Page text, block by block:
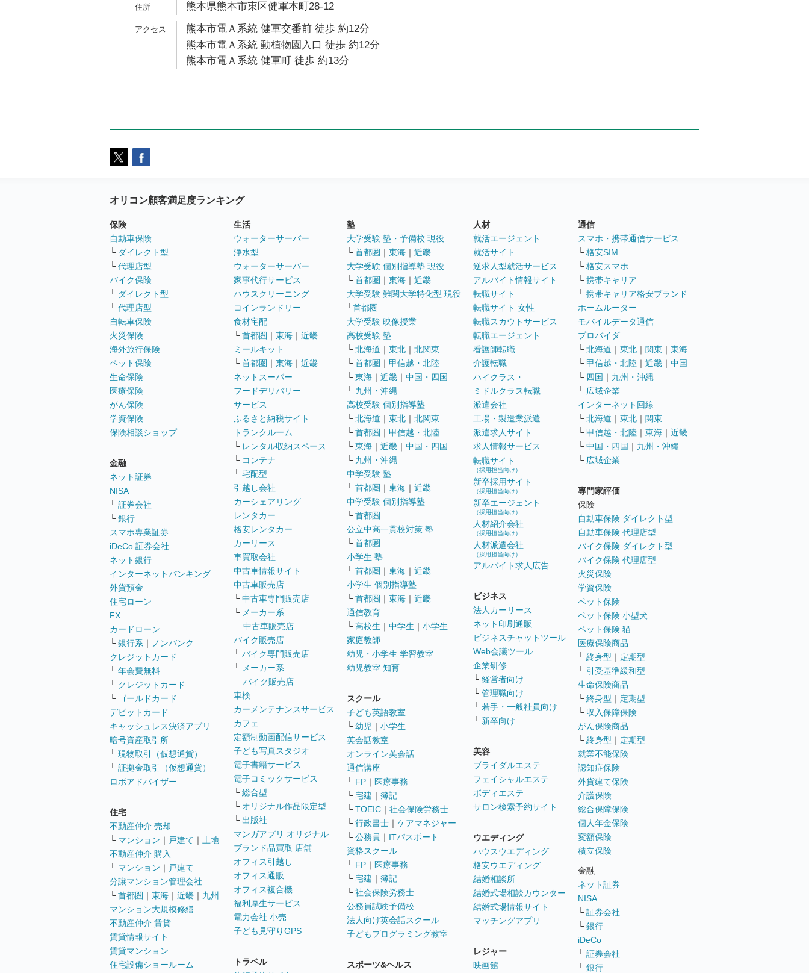
熊本県熊本市東区健軍本町28-12
熊本市電Ａ系統 健軍交番前 徒歩 約12分
熊本市電Ａ系統 動植物園入口 徒歩 約12分
熊本市電Ａ系統 健軍町 徒歩 約13分
オリコン顧客満足度ランキング
保険
自動車保険
└ ダイレクト型
└ 代理店型
バイク保険
└ ダイレクト型
└ 代理店型
自転車保険
火災保険
海外旅行保険
ペット保険
生命保険
医療保険
がん保険
学資保険
保険相談ショップ
金融
ネット証券
NISA
└ 証券会社
└ 銀行
スマホ専業証券
iDeCo 証券会社
ネット銀行
インターネットバンキング
外貨預金
住宅ローン
FX
カードローン
└ 銀行系 ｜
ノンバンク
クレジットカード
└ 年会費無料
└ クレジットカード
└ ゴールドカード
デビットカード
キャッシュレス決済アプリ
暗号資産取引所
└ 現物取引（仮想通貨）
└ 証拠金取引（仮想通貨）
ロボアドバイザー
住宅
不動産仲介 売却
└ マンション ｜ 戸建て ｜ 土地
不動産仲介 購入
└ マンション ｜ 戸建て
分譲マンション管理会社
└ 首都圏 ｜ 東海 ｜ 近畿 ｜ 九州
マンション大規模修繕
不動産仲介 賃貸
賃貸情報サイト
賃貸マンション
住宅設備ショールーム
生活
ウォーターサーバー
浄水型
ウォーターサーバー
家事代行サービス
ハウスクリーニング
コインランドリー
食材宅配
└ 首都圏 ｜ 東海 ｜ 近畿
ミールキット
└ 首都圏 ｜ 東海 ｜ 近畿
ネットスーパー
フードデリバリー
サービス
ふるさと納税サイト
トランクルーム
└ レンタル収納スペース
└ コンテナ
└ 宅配型
引越し会社
カーシェアリング
レンタカー
格安レンタカー
カーリース
車買取会社
中古車情報サイト
中古車販売店
└ 中古車専門販売店
└ メーカー系
中古車販売店
バイク販売店
└ バイク専門販売店
└ メーカー系
バイク販売店
車検
カーメンテナンスサービス
カフェ
定額制動画配信サービス
子ども写真スタジオ
電子書籍サービス
電子コミックサービス
└ 総合型
└ オリジナル作品限定型
└ 出版社
マンガアプリ オリジナル
ブランド品買取 店舗
オフィス引越し
オフィス通販
オフィス複合機
福利厚生サービス
電力会社 小売
子ども見守りGPS
トラベル
塾
大学受験 塾・予備校 現役
└ 首都圏 ｜ 東海 ｜ 近畿
大学受験 個別指導塾 現役
└ 首都圏 ｜ 東海 ｜ 近畿
大学受験 難関大学特化型 現役
└首都圏
大学受験 映像授業
高校受験 塾
└ 北海道 ｜ 東北 ｜ 北関東
└ 首都圏 ｜ 甲信越・北陸
└ 東海 ｜ 近畿 ｜ 中国・四国
└ 九州・沖縄
高校受験 個別指導塾
└ 北海道 ｜ 東北 ｜ 北関東
└ 首都圏 ｜ 甲信越・北陸
└ 東海 ｜ 近畿 ｜ 中国・四国
└ 九州・沖縄
中学受験 塾
└ 首都圏 ｜ 東海 ｜ 近畿
中学受験 個別指導塾
└ 首都圏
公立中高一貫校対策 塾
└ 首都圏
小学生 塾
└ 首都圏 ｜ 東海 ｜ 近畿
小学生 個別指導塾
└ 首都圏 ｜ 東海 ｜ 近畿
通信教育
└ 高校生 ｜ 中学生 ｜ 小学生
家庭教師
幼児・小学生 学習教室
幼児教室 知育
スクール
子ども英語教室
└ 幼児 ｜ 小学生
英会話教室
オンライン英会話
通信講座
└ FP ｜ 医療事務
└ 宅建 ｜ 簿記
└ TOEIC ｜ 社会保険労務士
└ 行政書士 ｜ ケアマネジャー
└ 公務員 ｜ ITパスポート
資格スクール
└ FP ｜ 医療事務
└ 宅建 ｜ 簿記
└ 社会保険労務士
公務員試験予備校
法人向け英会話スクール
子どもプログラミング教室
スポーツ&ヘルス
人材
就活エージェント
就活サイト
逆求人型就活サービス
アルバイト情報サイト
転職サイト
転職サイト 女性
転職スカウトサービス
転職エージェント
看護師転職
介護転職
ハイクラス・
ミドルクラス転職
派遣会社
工場・製造業派遣
派遣求人サイト
求人情報サービス
転職サイト
（採用担当向け）
新卒採用サイト
（採用担当向け）
新卒エージェント
（採用担当向け）
人材紹介会社
（採用担当向け）
人材派遣会社
（採用担当向け）
アルバイト求人広告
ビジネス
法人カーリース
ネット印刷通販
ビジネスチャットツール
Web会議ツール
企業研修
└ 経営者向け
└ 管理職向け
└ 若手・一般社員向け
└ 新卒向け
美容
ブライダルエステ
フェイシャルエステ
ボディエステ
サロン検索予約サイト
ウエディング
ハウスウエディング
格安ウエディング
結婚相談所
結婚式場相談カウンター
結婚式場情報サイト
マッチングアプリ
レジャー
映画館
通信
スマホ・携帯通信サービス
└ 格安SIM
└ 格安スマホ
└ 携帯キャリア
└ 携帯キャリア格安ブランド
ホームルーター
モバイルデータ通信
プロバイダ
└ 北海道 ｜ 東北 ｜ 関東 ｜ 東海
└ 甲信越・北陸 ｜ 近畿 ｜ 中国
└ 四国 ｜ 九州・沖縄
└ 広域企業
インターネット回線
└ 北海道 ｜ 東北 ｜ 関東
└ 甲信越・北陸 ｜ 東海 ｜ 近畿
└ 中国・四国 ｜ 九州・沖縄
└ 広域企業
専門家評価
保険
自動車保険 ダイレクト型
自動車保険 代理店型
バイク保険 ダイレクト型
バイク保険 代理店型
火災保険
学資保険
ペット保険
ペット保険 小型犬
ペット保険 猫
医療保険商品
└ 終身型 ｜ 定期型
└ 引受基準緩和型
生命保険商品
└ 終身型 ｜ 定期型
└ 収入保障保険
がん保険商品
└ 終身型 ｜ 定期型
就業不能保険
認知症保険
外貨建て保険
介護保険
総合保障保険
個人年金保険
変額保険
積立保険
金融
ネット証券
NISA
└ 証券会社
└ 銀行
iDeCo
└ 証券会社
└ 銀行